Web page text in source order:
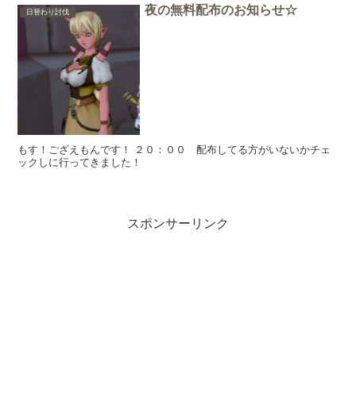
日替わり討伐 夜の無料配布のお知らせ☆
もす！ござえもんです！ ２０：００ 配布してる方がいないかチェ
ックしに行ってきました！
スポンサーリンク